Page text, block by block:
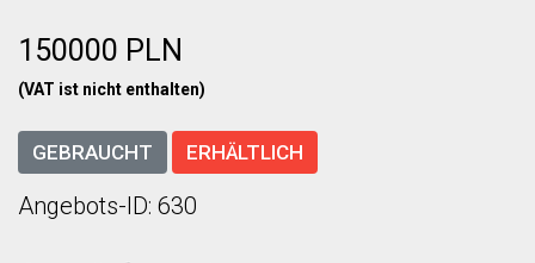
150000 PLN
(VAT ist nicht enthalten)
GEBRAUCHT ERHÄLTLICH
Angebots-ID: 630